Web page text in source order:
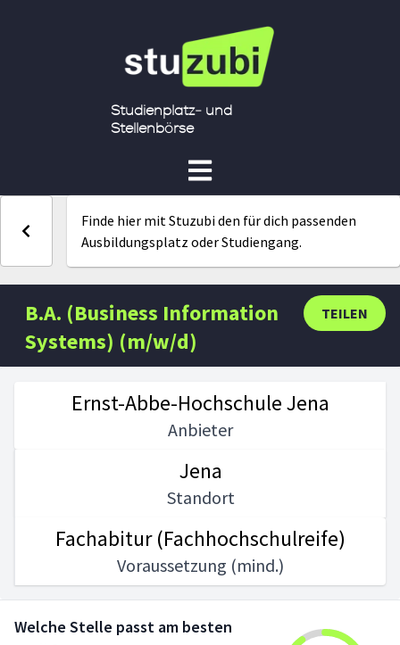
Studienplatz- und
Stellenbörse
Finde hier mit Stuzubi den für dich passenden
Ausbildungsplatz oder Studiengang.
TEILEN
B.A. (Business Information
Systems) (m/w/d)
Ernst-Abbe-Hochschule Jena
Anbieter
Jena
Standort
Fachabitur (Fachhochschulreife)
Voraussetzung (mind.)
Welche Stelle passt am besten